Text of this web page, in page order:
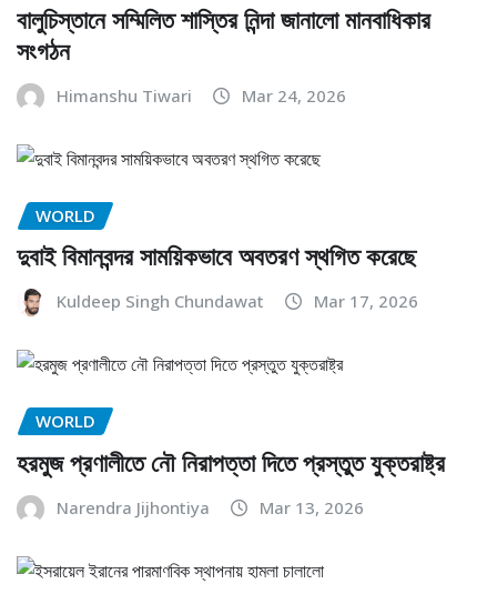
বালুচিস্তানে সম্মিলিত শাস্তির নিন্দা জানালো মানবাধিকার
সংগঠন
Himanshu Tiwari Mar 24, 2026
WORLD
দুবাই বিমানবন্দর সাময়িকভাবে অবতরণ স্থগিত করেছে
Kuldeep Singh Chundawat Mar 17, 2026
WORLD
হরমুজ প্রণালীতে নৌ নিরাপত্তা দিতে প্রস্তুত যুক্তরাষ্ট্র
Narendra Jijhontiya Mar 13, 2026